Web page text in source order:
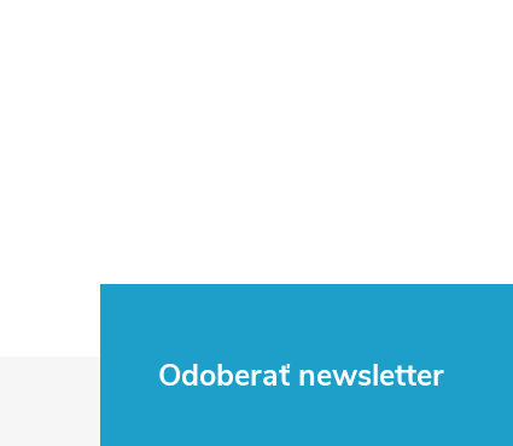
Odoberať newsletter